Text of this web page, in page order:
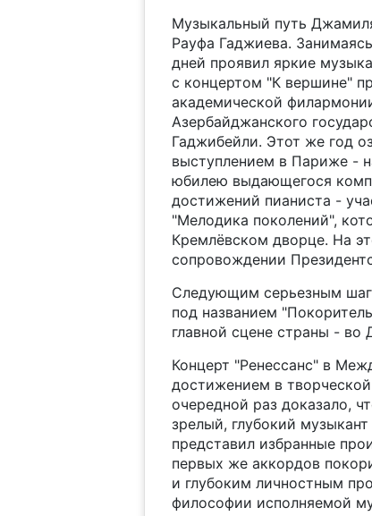
Музыкальный путь
Рауфа Гаджиева.
дней проявил яркие
с концертом "К вершине"
академической
Азербайджанского
Гаджибейли. Этот же год
выступлением в Париже -
юбилею выдающегося
достижений пианиста -
"Мелодика поколений",
Кремлёвском дворце. На
сопровождении
Следующим серьезным
под названием
главной сцене страны - во
Концерт "Ренессанс" в
достижением в
очередной раз доказало,
зрелый, глубокий
представил избранные
первых же аккордов
и глубоким личностным
философии исполняемой